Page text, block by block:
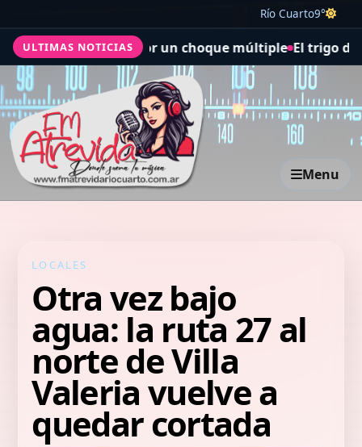
Río Cuarto9°
ULTIMAS NOTICIAS
cinco heridos por un choque múltiple El trigo desafió
Menu
LOCALES
Otra vez bajo
agua: la ruta 27 al
norte de Villa
Valeria vuelve a
quedar cortada